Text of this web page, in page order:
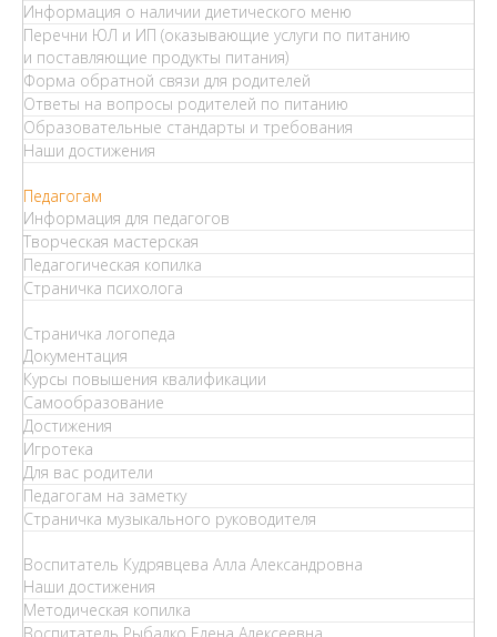
Информация о наличии диетического меню
Перечни ЮЛ и ИП (оказывающие услуги по питанию
и поставляющие продукты питания)
Форма обратной связи для родителей
Ответы на вопросы родителей по питанию
Образовательные стандарты и требования
Наши достижения
Педагогам
Информация для педагогов
Творческая мастерская
Педагогическая копилка
Страничка психолога
Страничка логопеда
Документация
Курсы повышения квалификации
Самообразование
Достижения
Игротека
Для вас родители
Педагогам на заметку
Страничка музыкального руководителя
Воспитатель Кудрявцева Алла Александровна
Наши достижения
Методическая копилка